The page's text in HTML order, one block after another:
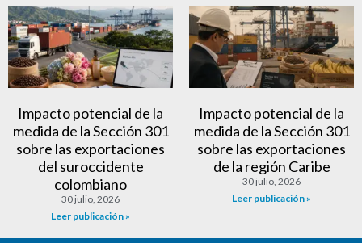
Impacto potencial de la
medida de la Sección 301
sobre las exportaciones
del suroccidente
colombiano
30 julio, 2026
Leer publicación »
Impacto potencial de la
medida de la Sección 301
sobre las exportaciones
de la región Caribe
30 julio, 2026
Leer publicación »